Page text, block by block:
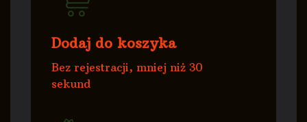
Dodaj do koszyka
Bez rejestracji, mniej niż 30
sekund